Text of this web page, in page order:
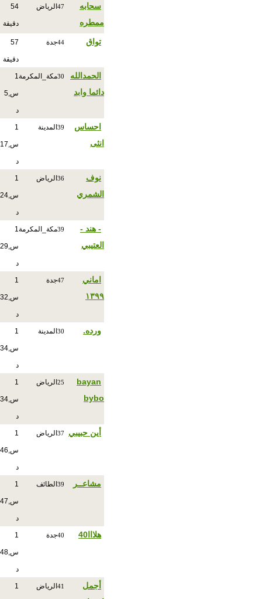
سحابه
ممطره
47 الرياض 54
دقيقة
تواق 44جدة 57
دقيقة
الحمدالله
دائما وابد
30مكة_المكرمة1
س,5
د
احساس
انثى
39 المدينة 1
س,17
د
نوف
الشمري
36 الرياض 1
س,24
د
- هند -
العتيبي
39مكة_المكرمة1
س,29
د
اماني
١٣٩٩
47جدة 1
س,32
د
ورده. 30 المدينة 1
س,34
د
bayan
bybo
25 الرياض 1
س,34
د
أين حبيبي 37 الرياض 1
س,46
د
مشاعــر 39 الطائف 1
س,47
د
هلااا40 40جدة 1
س,48
د
أجمل
41 الرياض 1